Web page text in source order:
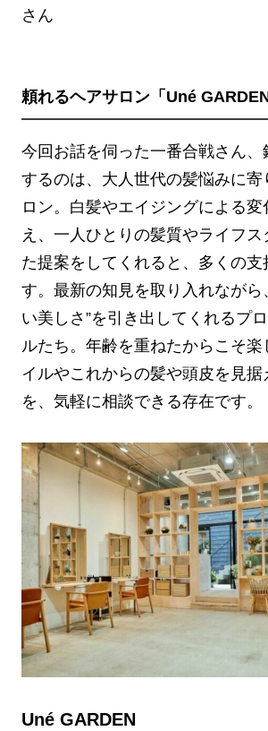
さん
頼れるヘアサロン「Uné GARDEN
今回お話を伺った一番合戦さん、
するのは、大人世代の髪悩みに寄
ロン。白髪やエイジングによる変
え、一人ひとりの髪質やライフ
た提案をしてくれると、多くの支
す。最新の知見を取り入れながら
い美しさ”を引き出してくれるプ
ルたち。年齢を重ねたからこそ楽
イルやこれからの髪や頭皮を見
を、気軽に相談できる存在です。
Uné GARDEN